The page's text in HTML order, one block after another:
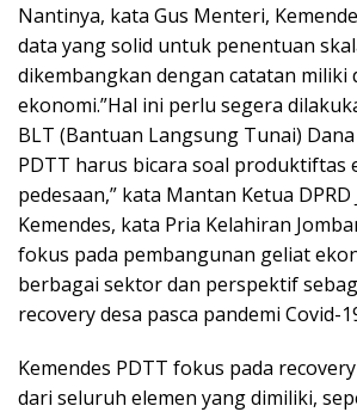
Nantinya, kata Gus Menteri,
data yang solid untuk penentuan
dikembangkan dengan catatan miliki
ekonomi.”Hal ini perlu segera
BLT (Bantuan Langsung Tunai) Dana
PDTT harus bicara soal produktiftas
pedesaan,” kata Mantan Ketua
Kemendes, kata Pria Kelahiran
fokus pada pembangunan geliat
berbagai sektor dan perspektif
recovery desa pasca pandemi Covid-
Kemendes PDTT fokus pada
dari seluruh elemen yang dimiliki,